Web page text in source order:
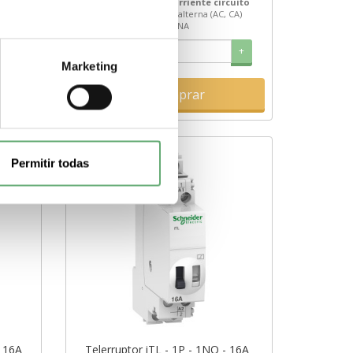
Marketing
Permitir todas
Corriente alterna (AC, CA)
1 NA
+
Comprar
Telerruptor iTL - 1P - 1NO - 16A